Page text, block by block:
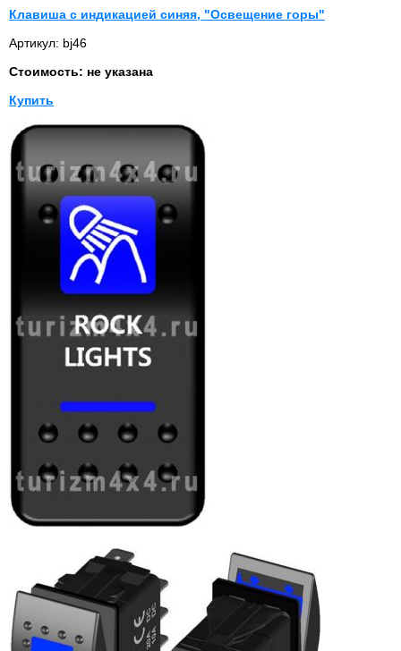
Клавиша с индикацией синяя, "Освещение горы"
Артикул: bj46
Стоимость: не указана
Купить